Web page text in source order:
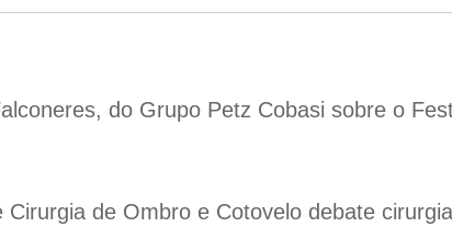
do Grupo Petz Cobasi sobre o
Cirurgia de Ombro e Cotovelo debate